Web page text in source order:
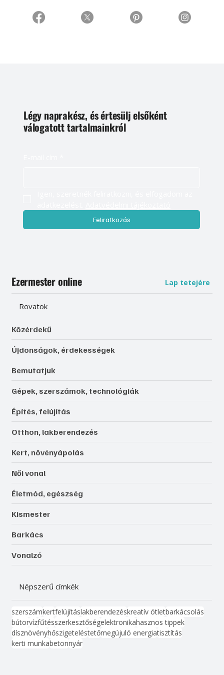
Légy naprakész, és értesülj elsőként
válogatott tartalmainkról
Feliratkozás
Ezermester online Lap tetejére
Rovatok
Közérdekű
Újdonságok, érdekességek
Bemutatjuk
Gépek, szerszámok, technológiák
Építés, felújítás
Otthon, lakberendezés
Kert, növényápolás
Női vonal
Életmód, egészség
Kismester
Barkács
Vonalzó
Népszerű címkék
szerszámkertfelújításlakberendezéskreatív ötletbarkácsolás
bútorvízfűtésszerkesztőségelektronikahasznos tippek
dísznövényhőszigeteléstetőmegújuló energiatisztítás
kerti munkabetonnyár